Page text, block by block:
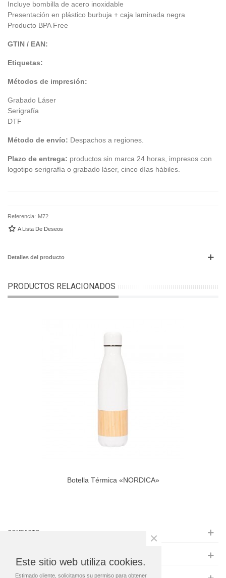
Incluye bombilla de acero inoxidable
Presentación en plástico burbuja + caja laminada negra
Producto BPA Free
GTIN / EAN:
Etiquetas:
Métodos de impresión:
Grabado Láser
Serigrafía
DTF
Método de envío: Despachos a regiones.
Plazo de entrega: productos sin marca 24 horas, impresos con
logotipo serigrafía o grabado láser, cinco días hábiles.
Referencia: M72
A Lista De Deseos
Detalles del producto
PRODUCTOS RELACIONADOS
Botella Térmica «NORDICA»
CONTACTO
Este sitio web utiliza cookies.
Estimado cliente, solicitamos su permiso para obtener
×